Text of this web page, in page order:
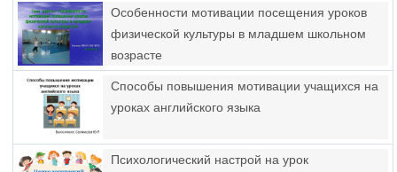
Особенности мотивации посещения уроков
физической культуры в младшем школьном
возрасте
Способы повышения мотивации учащихся на
уроках английского языка
Психологический настрой на урок